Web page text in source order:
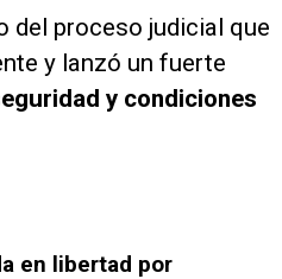
del proceso judicial que
y lanzó un fuerte
y condiciones
en libertad por